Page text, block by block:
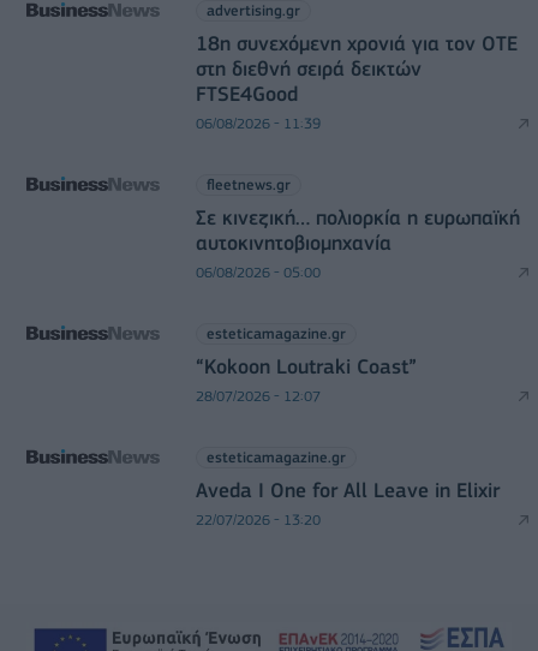
advertising.gr
18η συνεχόμενη χρονιά για τον ΟΤΕ
στη διεθνή σειρά δεικτών
FTSE4Good
06/08/2026 - 11:39
fleetnews.gr
Σε κινεζική… πολιορκία η ευρωπαϊκή
αυτοκινητοβιομηχανία
06/08/2026 - 05:00
esteticamagazine.gr
“Kokoon Loutraki Coast”
28/07/2026 - 12:07
esteticamagazine.gr
Aveda I One for All Leave in Elixir
22/07/2026 - 13:20